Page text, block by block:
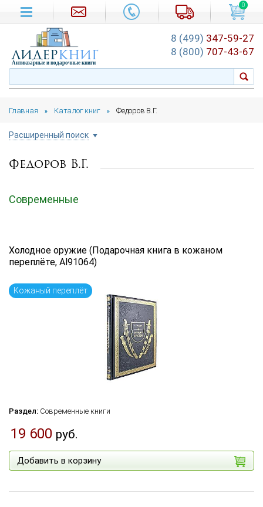
Главная » Каталог книг » Федоров В.Г.
Расширенный поиск
Цена руб.
Автор
...
...
по дате поступления (новинки)
Федоров В.Г.
Современные
Холодное оружие (Подарочная книга в кожаном
переплёте, Al91064)
Кожаный переплёт
Раздел: Современные книги
19 600 руб.
Добавить в корзину
0
лидеркниг
Антикварные и подарочные книги
8 (499) 347-59-27
8 (800) 707-43-67